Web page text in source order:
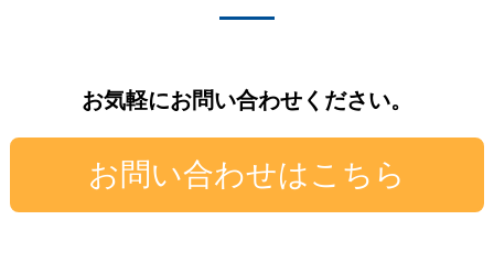
お気軽にお問い合わせください。
お問い合わせはこちら